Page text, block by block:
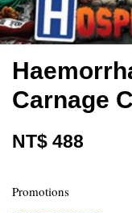
Carnage
NT$ 488
Promotions